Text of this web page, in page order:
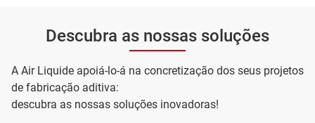
Descubra as nossas soluções
A Air Liquide apoiá-lo-á na concretização dos seus projetos
de fabricação aditiva:
descubra as nossas soluções inovadoras!